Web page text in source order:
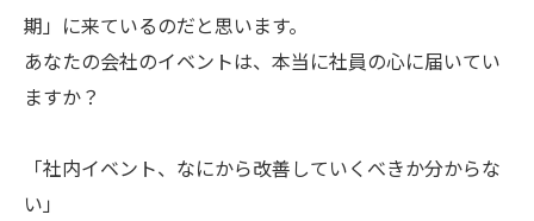
期」に来ているのだと思います。
あなたの会社のイベントは、本当に社員の心に届いてい
ますか？
「社内イベント、なにから改善していくべきか分からな
い」